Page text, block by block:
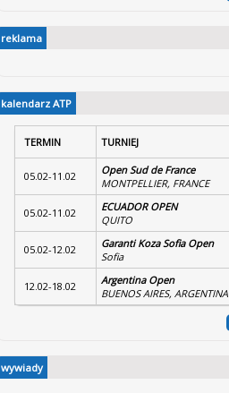
reklama
kalendarz ATP
TERMIN TURNIEJ
05.02-11.02
Open Sud de France
MONTPELLIER, FRANCE
05.02-11.02
ECUADOR OPEN
QUITO
05.02-12.02
Garanti Koza Sofia Open
Sofia
12.02-18.02
Argentina Open
BUENOS AIRES, ARGENTINA
wywiady